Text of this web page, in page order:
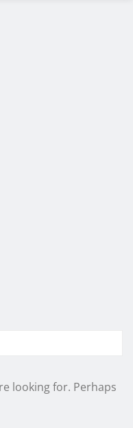
looking for. Perhaps